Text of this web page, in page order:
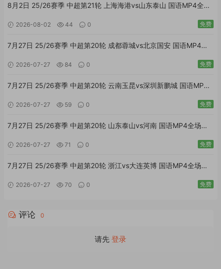
8月2日 25/26赛季 中超第21轮 上海海港vs山东泰山 国语MP4全场
2026-08-02 44 0 免费
7月27日 25/26赛季 中超第20轮 成都蓉城vs北京国安 国语MP4全
2026-07-27 84 0 免费
7月27日 25/26赛季 中超第20轮 云南玉昆vs深圳新鹏城 国语MP4
2026-07-27 59 0 免费
7月27日 25/26赛季 中超第20轮 山东泰山vs河南 国语MP4全场回
2026-07-27 71 0 免费
7月27日 25/26赛季 中超第20轮 浙江vs大连英博 国语MP4全场回
2026-07-27 70 0 免费
评论 0
请先 登录